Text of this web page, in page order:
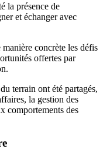
la présence de
et échanger avec
concrète les défis
offertes par
terrain ont été partagés,
la gestion des
comportements des